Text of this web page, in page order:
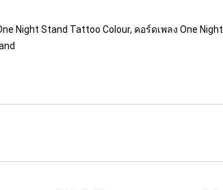
Night Stand Tattoo Colour, คอร์ดเพลง One